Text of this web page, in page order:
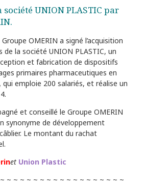
UNION PLASTIC par
OMERIN a signé l’acquisition
de la société UNION PLASTIC, un
et fabrication de dispositifs
primaires pharmaceutiques en
emploie 200 salariés, et réalise un
et conseillé le Groupe OMERIN
synonyme de développement
Le montant du rachat
et Union Plastic
~ ~ ~ ~ ~ ~ ~ ~ ~ ~ ~ ~ ~ ~ ~ ~ ~ ~